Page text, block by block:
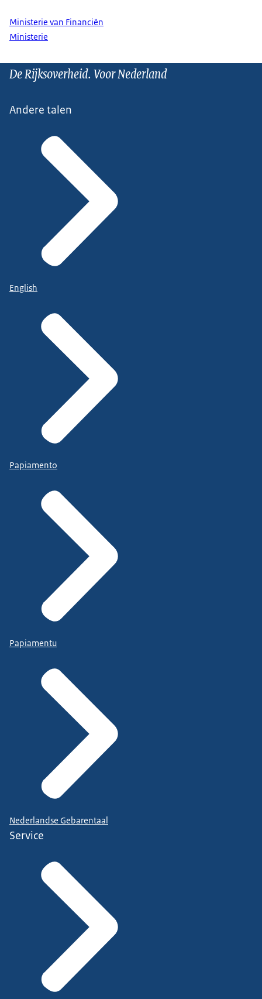
Ministerie van Financiën
Ministerie
De Rijksoverheid. Voor Nederland
Andere talen
English
Papiamento
Papiamentu
Nederlandse Gebarentaal
Service